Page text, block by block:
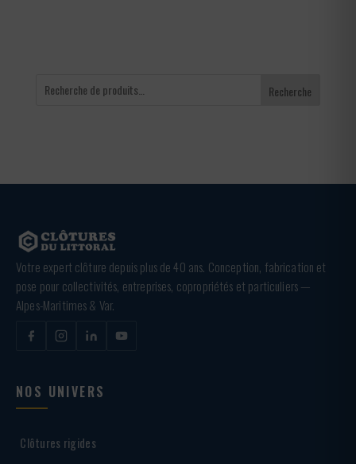
Recherche
Votre expert clôture depuis plus de 40 ans. Conception, fabrication et
pose pour collectivités, entreprises, copropriétés et particuliers —
Alpes-Maritimes & Var.
NOS UNIVERS
Clôtures rigides